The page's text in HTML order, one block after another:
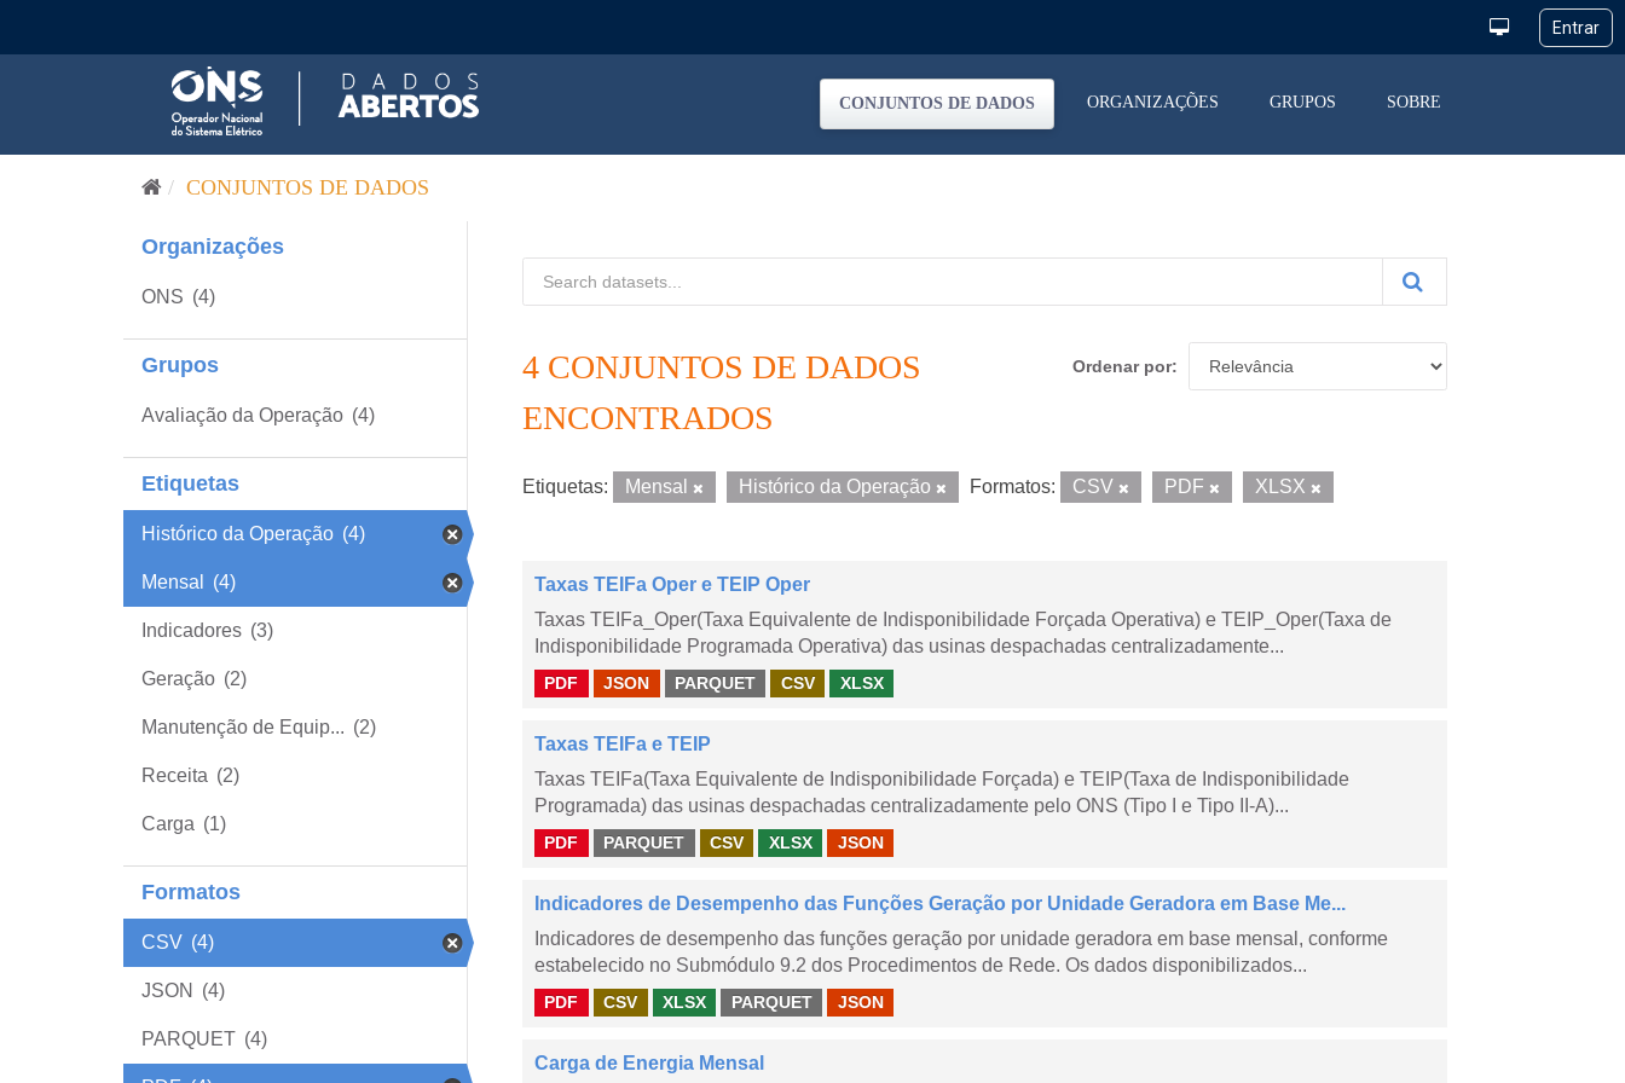
CONJUNTOS DE DADOS ORGANIZAÇÕES GRUPOS SOBRE
CONJUNTOS DE DADOS
Organizações
ONS (4)
Grupos
Avaliação da Operação (4)
Etiquetas
Histórico da Operação (4)
Mensal (4)
Indicadores (3)
Geração (2)
Manutenção de Equip... (2)
Receita (2)
Carga (1)
Formatos
CSV (4)
JSON (4)
PARQUET (4)
Ordenar por
4 CONJUNTOS DE DADOS
ENCONTRADOS
Etiquetas: Mensal Histórico da Operação Formatos: CSV PDF XLSX
Taxas TEIFa Oper e TEIP Oper
Taxas TEIFa_Oper(Taxa Equivalente de Indisponibilidade Forçada Operativa) e TEIP_Oper(Taxa de
Indisponibilidade Programada Operativa) das usinas despachadas centralizadamente...
PDF JSON PARQUET CSV XLSX
Taxas TEIFa e TEIP
Taxas TEIFa(Taxa Equivalente de Indisponibilidade Forçada) e TEIP(Taxa de Indisponibilidade
Programada) das usinas despachadas centralizadamente pelo ONS (Tipo I e Tipo II-A)...
PDF PARQUET CSV XLSX JSON
Indicadores de Desempenho das Funções Geração por Unidade Geradora em Base Me...
Indicadores de desempenho das funções geração por unidade geradora em base mensal, conforme
estabelecido no Submódulo 9.2 dos Procedimentos de Rede. Os dados disponibilizados...
PDF CSV XLSX PARQUET JSON
Carga de Energia Mensal